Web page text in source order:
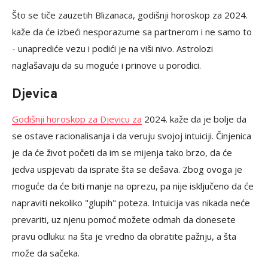
Što se tiče zauzetih Blizanaca, godišnji horoskop za 2024.
kaže da će izbeći nesporazume sa partnerom i ne samo to
- unaprediće vezu i podići je na viši nivo. Astrolozi
naglašavaju da su moguće i prinove u porodici.
Djevica
Godišnji horoskop za Djevicu za 2024. kaže da je bolje da
se ostave racionalisanja i da veruju svojoj intuiciji. Činjenica
je da će život početi da im se mijenja tako brzo, da će
jedva uspjevati da isprate šta se dešava. Zbog ovoga je
moguće da će biti manje na oprezu, pa nije isključeno da će
napraviti nekoliko "glupih" poteza. Intuicija vas nikada neće
prevariti, uz njenu pomoć možete odmah da donesete
pravu odluku: na šta je vredno da obratite pažnju, a šta
može da sačeka.